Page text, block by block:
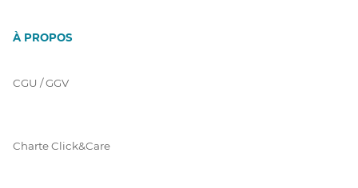
À PROPOS
CGU / GGV
Charte Click&Care